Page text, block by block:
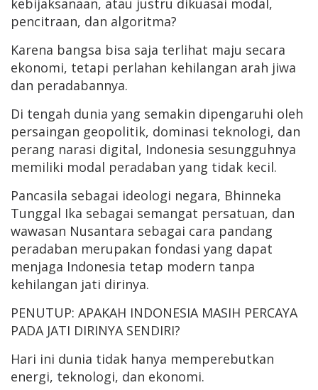
kebijaksanaan, atau justru dikuasai modal,
pencitraan, dan algoritma?
Karena bangsa bisa saja terlihat maju secara
ekonomi, tetapi perlahan kehilangan arah jiwa
dan peradabannya.
Di tengah dunia yang semakin dipengaruhi oleh
persaingan geopolitik, dominasi teknologi, dan
perang narasi digital, Indonesia sesungguhnya
memiliki modal peradaban yang tidak kecil.
Pancasila sebagai ideologi negara, Bhinneka
Tunggal Ika sebagai semangat persatuan, dan
wawasan Nusantara sebagai cara pandang
peradaban merupakan fondasi yang dapat
menjaga Indonesia tetap modern tanpa
kehilangan jati dirinya.
PENUTUP: APAKAH INDONESIA MASIH PERCAYA
PADA JATI DIRINYA SENDIRI?
Hari ini dunia tidak hanya memperebutkan
energi, teknologi, dan ekonomi.